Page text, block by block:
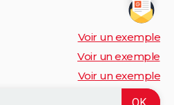
Voir un exemple
Voir un exemple
Voir un exemple